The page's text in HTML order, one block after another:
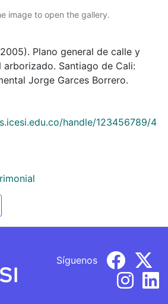
image to open the gallery.
Plano general de calle y
Santiago de Cali:
Jorge Garces Borrero.
handle/123456789/4
Síguenos